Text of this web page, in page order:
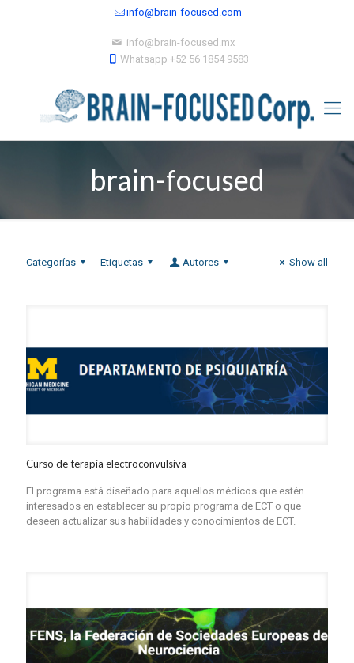
info@brain-focused.com
info@brain-focused.mx
Whatsapp +52 56 1854 9583
brain-focused
Categorías Etiquetas Autores Show all
Curso de terapia electroconvulsiva
El programa está diseñado para aquellos médicos que estén
interesados ​​en establecer su propio programa de ECT o que
deseen actualizar sus habilidades y conocimientos de ECT.